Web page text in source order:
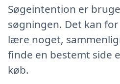
Søgeintention er
søgningen. Det kan
lære noget,
finde en bestemt side
køb.